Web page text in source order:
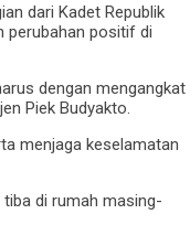
dari Kadet Republik
perubahan positif di
dengan mengangkat
Piek Budyakto.
menjaga keselamatan
di rumah masing-